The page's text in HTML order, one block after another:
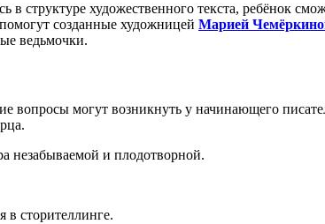
структуре художественного текста, ребёнок
созданные художницей Марией
ведьмочки.
вопросы могут возникнуть у начинающего
незабываемой и плодотворной.
в сторителлинге.